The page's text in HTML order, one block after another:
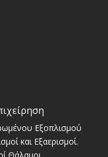
Εξοπλισμού
και Εξαερισμοί.